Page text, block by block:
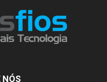
NÓS